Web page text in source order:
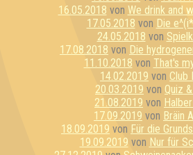
16.05.2018 von We drink and
17.05.2018 von Die
24.05.2018 von
17.08.2018 von Die
11.10.2018 von That's
14.02.2019 von Club
20.03.2019 von Quiz
21.08.2019 von
17.09.2019 von Bräin
18.09.2019 von Für die
19.09.2019 von Nur für